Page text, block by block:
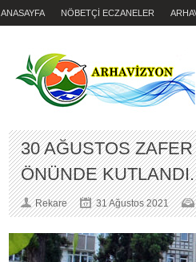
ANASAYFA NÖBETÇİ ECZANELER
30 AĞUSTOS
ÖNÜNDE
Rekare 31 Ağustos 2021